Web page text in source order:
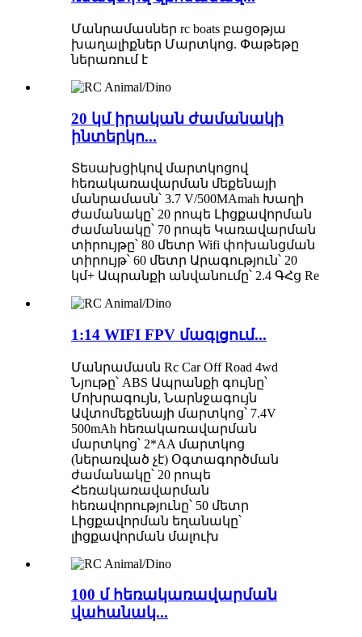
Մանրամասներ rc boats բացօթյա
խաղալիքներ Մարտկոց. Փաթեթը
ներառում է
20 կմ իրական ժամանակի
ինտերկո...
Տեսախցիկով մարտկոցով
հեռակառավարման մեքենայի
մանրամասն՝ 3.7 V/500MAmah Խաղի
ժամանակը՝ 20 րոպե Լիցքավորման
ժամանակը՝ 70 րոպե Կառավարման
տիրույթը՝ 80 մետր Wifi փոխանցման
տիրույթ՝ 60 մետր Արագություն՝ 20
կմ+ Ապրանքի անվանումը՝ 2.4 ԳՀց Re
1:14 WIFI FPV մագլցում...
Մանրամասն Rc Car Off Road 4wd
Նյութը՝ ABS Ապրանքի գույնը՝
Մոխրագույն, Նարնջագույն
Ավտոմեքենայի մարտկոց՝ 7.4V
500mAh հեռակառավարման
մարտկոց՝ 2*AA մարտկոց
(ներառված չէ) Օգտագործման
ժամանակը՝ 20 րոպե
Հեռակառավարման
հեռավորությունը՝ 50 մետր
Լիցքավորման եղանակը՝
լիցքավորման մալուխ
100 մ հեռակառավարման
վահանակ...